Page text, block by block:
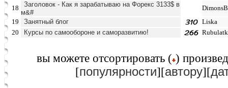
18
Заголовок - Как я зарабатываю на Форекс 3133$ в
м&#
19
Занятный блог
Liska
20
Курсы по самообороне и саморазвитию!
вы можете отcортировать ( )
[популярности][автору][